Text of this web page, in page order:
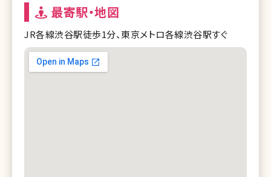
最寄駅・地図
JR各線渋谷駅徒歩1分、東京メトロ各線渋谷駅すぐ